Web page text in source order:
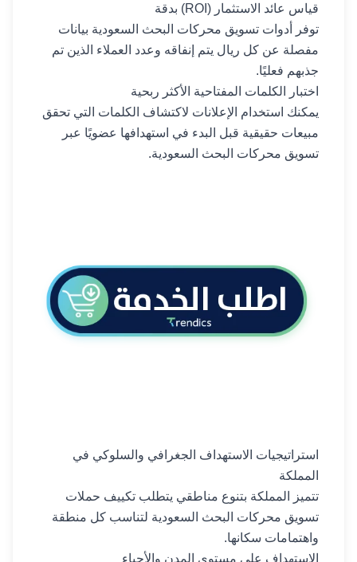
قياس عائد الاستثمار (ROI) بدقة
توفر أدوات تسويق محركات البحث السعودية بيانات
مفصلة عن كل ريال يتم إنفاقه وعدد العملاء الذين تم
جذبهم فعليًا.
اختبار الكلمات المفتاحية الأكثر ربحية
يمكنك استخدام الإعلانات لاكتشاف الكلمات التي تحقق
مبيعات حقيقية قبل البدء في استهدافها عضويًا عبر
تسويق محركات البحث السعودية.
استراتيجيات الاستهداف الجغرافي والسلوكي في
المملكة
تتميز المملكة بتنوع مناطقي يتطلب تكييف حملات
تسويق محركات البحث السعودية لتناسب كل منطقة
واهتمامات سكانها.
الاستهداف على مستوى المدن والأحياء